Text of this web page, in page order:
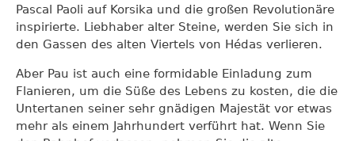
Pascal Paoli auf Korsika und die großen Revolutionäre
inspirierte. Liebhaber alter Steine, werden Sie sich in
den Gassen des alten Viertels von Hédas verlieren.
Aber Pau ist auch eine formidable Einladung zum
Flanieren, um die Süße des Lebens zu kosten, die die
Untertanen seiner sehr gnädigen Majestät vor etwas
mehr als einem Jahrhundert verführt hat. Wenn Sie